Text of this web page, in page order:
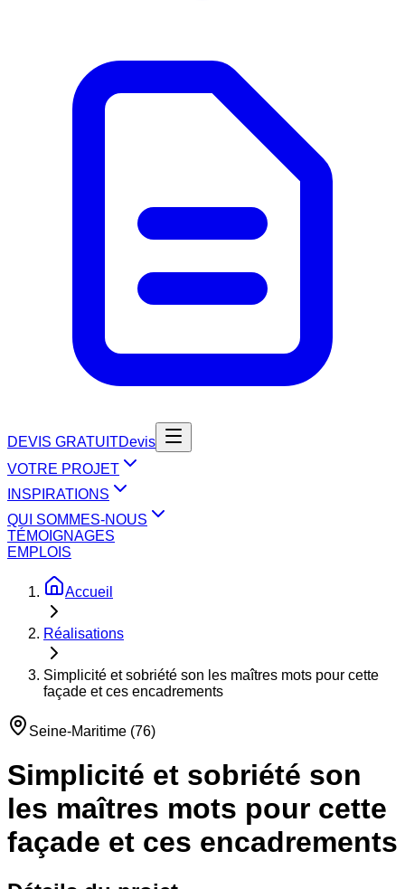
DEVIS GRATUITDevis
VOTRE PROJET
INSPIRATIONS
QUI SOMMES-NOUS
TÉMOIGNAGES
EMPLOIS
Accueil
Réalisations
Simplicité et sobriété son les maîtres mots pour cette
façade et ces encadrements
Seine-Maritime (76)
Simplicité et sobriété son
les maîtres mots pour cette
façade et ces encadrements